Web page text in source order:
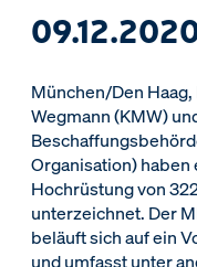
München/Den
Wegmann (KMW)
Organisation)
Hochrüstung von
unterzeichnet. Der
beläuft sich auf ein
und umfasst unter